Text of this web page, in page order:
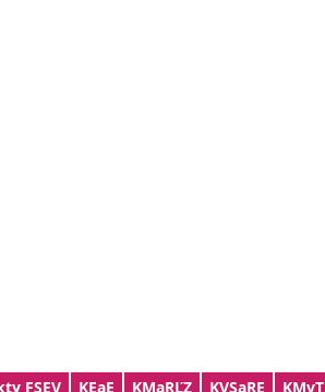
FSEV KEaE KMaRĽZ KVSaRE KMvT